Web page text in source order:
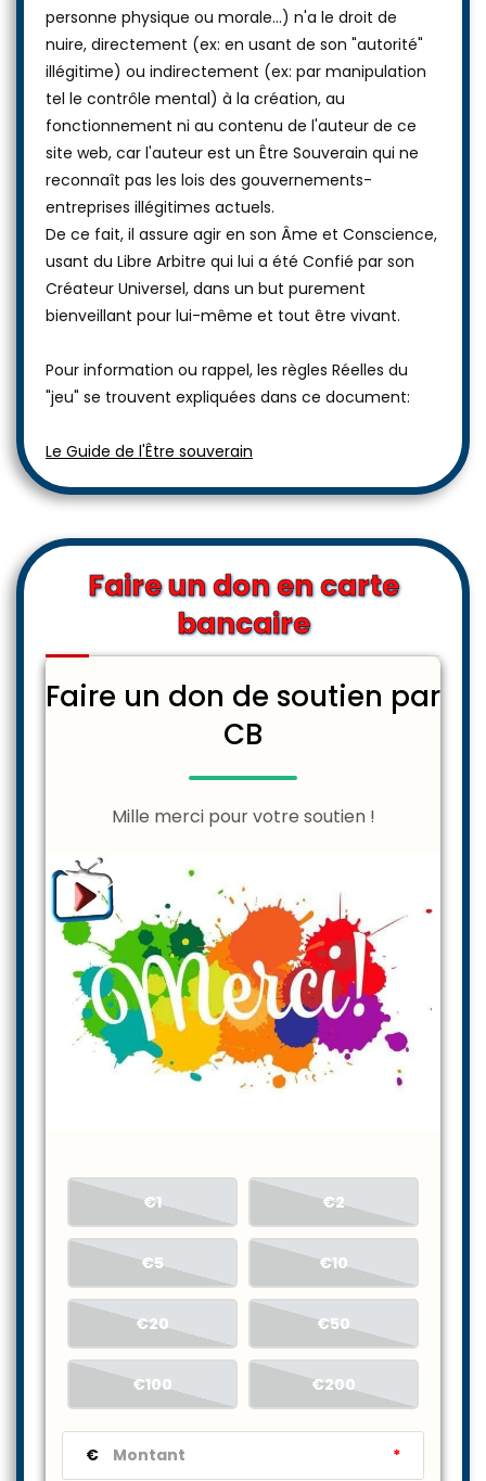
personne physique ou morale...) n'a le droit de
nuire, directement (ex: en usant de son "autorité"
illégitime) ou indirectement (ex: par manipulation
tel le contrôle mental) à la création, au
fonctionnement ni au contenu de l'auteur de ce
site web, car l'auteur est un Être Souverain qui ne
reconnaît pas les lois des gouvernements-
entreprises illégitimes actuels.
De ce fait, il assure agir en son Âme et Conscience,
usant du Libre Arbitre qui lui a été Confié par son
Créateur Universel, dans un but purement
bienveillant pour lui-même et tout être vivant.
Pour information ou rappel, les règles Réelles du
"jeu" se trouvent expliquées dans ce document:
Le Guide de l'Être souverain
Faire un don en carte
bancaire
Faire un don de soutien par
CB
Mille merci pour votre soutien !
€1 €2
€5 €10
€20 €50
€100 €200
€ *